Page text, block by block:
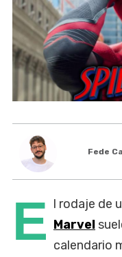
Fede
E l rodaje de
Marvel
calendario